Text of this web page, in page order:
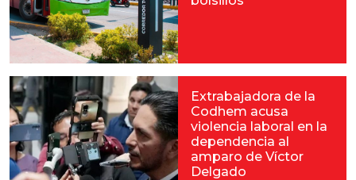
Extrabajadora de la
Codhem acusa
violencia laboral en la
dependencia al
amparo de Víctor
Delgado